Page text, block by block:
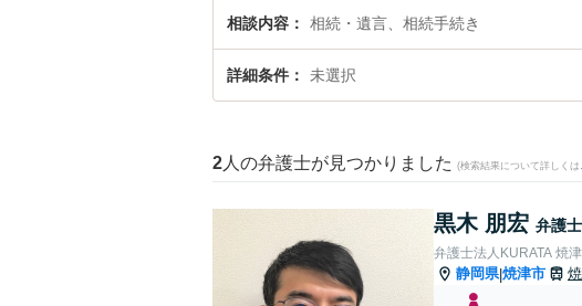
相談内容 相続・遺言、相続手続き
詳細条件 未選択
2 人の弁護士が見つかりました (検索結果について詳しくは
黒木 朋宏 弁護士
弁護士法人KURATA 焼
静岡県|焼津市